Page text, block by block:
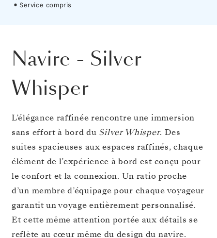
Service compris
Navire - Silver
Whisper
L’élégance raffinée rencontre une immersion
sans effort à bord du Silver Whisper. Des
suites spacieuses aux espaces raffinés, chaque
élément de l’expérience à bord est conçu pour
le confort et la connexion. Un ratio proche
d’un membre d’équipage pour chaque voyageur
garantit un voyage entièrement personnalisé.
Et cette même attention portée aux détails se
reflète au cœur même du design du navire.